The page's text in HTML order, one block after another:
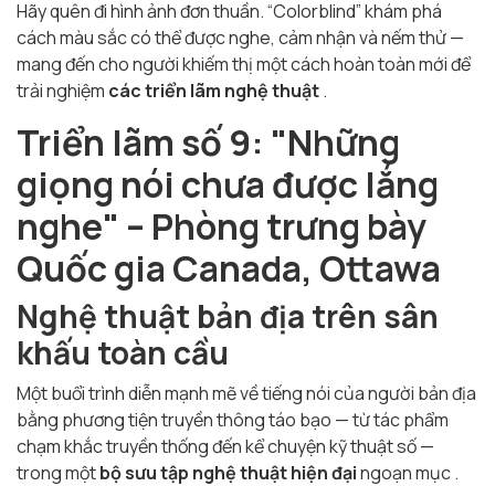
Hãy quên đi hình ảnh đơn thuần. “Colorblind” khám phá
cách màu sắc có thể được nghe, cảm nhận và nếm thử —
mang đến cho người khiếm thị một cách hoàn toàn mới để
trải nghiệm các triển lãm nghệ thuật.
Triển lãm số 9: "Những
giọng nói chưa được lắng
nghe" – Phòng trưng bày
Quốc gia Canada, Ottawa
Nghệ thuật bản địa trên sân
khấu toàn cầu
Một buổi trình diễn mạnh mẽ về tiếng nói của người bản địa
bằng phương tiện truyền thông táo bạo — từ tác phẩm
chạm khắc truyền thống đến kể chuyện kỹ thuật số —
trong mộtbộ sưu tập nghệ thuật hiện đạingoạn mục .